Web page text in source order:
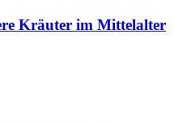
Kräuter im Mittelalter